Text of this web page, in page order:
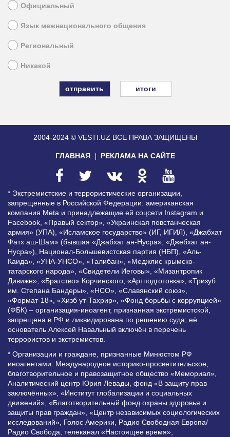
Официальный
Язык межнационального общения
Региональный
Никакой
итоги
2004-2024 © VESTI.UZ ВСЕ ПРАВА ЗАЩИЩЕНЫ
ГЛАВНАЯ РЕКЛАМА НА САЙТЕ
* Экстремистские и террористические организации,
запрещенные в Российской Федерации: американская
компания Meta и принадлежащие ей соцсети Instagram и
Facebook, «Правый сектор», «Украинская повстанческая
армия» (УПА), «Исламское государство» (ИГ, ИГИЛ), «Джабхат
Фатх аш-Шам» (бывшая «Джабхат ан-Нусра», «Джебхат ан-
Нусра»), Национал-Большевистская партия (НБП), «Аль-
Каида», «УНА-УНСО», «Талибан», «Меджлис крымско-
татарского народа», «Свидетели Иеговы», «Мизантропик
Дивижн», «Братство» Корчинского, «Артподготовка», «Тризуб
им. Степана Бандеры», «НСО», «Славянский союз»,
«Формат-18», «Хизб ут-Тахрир», «Фонд борьбы с коррупцией»
(ФБК) – организация-иноагент, признанная экстремистской,
запрещена в РФ и ликвидирована по решению суда; её
основатель Алексей Навальный включён в перечень
террористов и экстремистов.
* Организации и граждане, признанные Минюстом РФ
иноагентами: Международное историко-просветительское,
благотворительное и правозащитное общество «Мемориал»,
Аналитический центр Юрия Левады, фонд «В защиту прав
заключённых», «Институт глобализации и социальных
движений», «Благотворительный фонд охраны здоровья и
защиты прав граждан», «Центр независимых социологических
исследований», Голос Америки, Радио Свободная Европа/
Радио Свобода, телеканал «Настоящее время»,